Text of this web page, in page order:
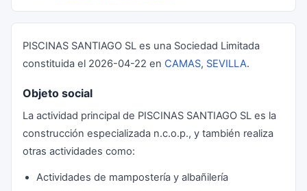
PISCINAS SANTIAGO SL es una Sociedad Limitada
constituida el 2026-04-22 en CAMAS, SEVILLA.
Objeto social
La actividad principal de PISCINAS SANTIAGO SL es la
construcción especializada n.c.o.p., y también realiza
otras actividades como:
Actividades de mampostería y albañilería